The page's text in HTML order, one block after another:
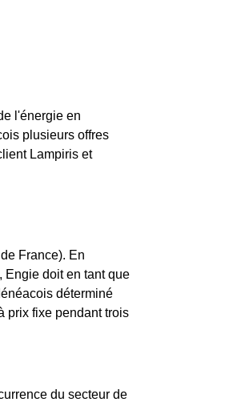
l'énergie en
plusieurs offres
Lampiris et
France). En
Engie doit en tant que
déterminé
prix fixe pendant trois
du secteur de